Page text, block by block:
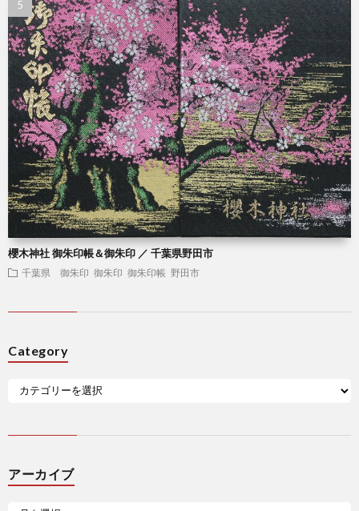
櫻木神社 御朱印帳＆御朱印 ／ 千葉県野田市
千葉県 御朱印 御朱印 御朱印帳 野田市
Category
アーカイブ